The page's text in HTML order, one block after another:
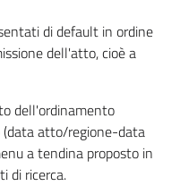
di default in ordine
dell'atto, cioè a
dell'ordinamento
(data atto/regione-data
a tendina proposto in
di ricerca.